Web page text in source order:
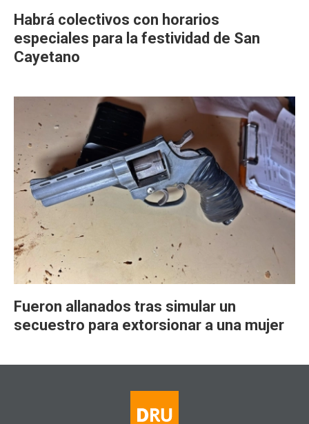
Habrá colectivos con horarios
especiales para la festividad de San
Cayetano
Fueron allanados tras simular un
secuestro para extorsionar a una mujer